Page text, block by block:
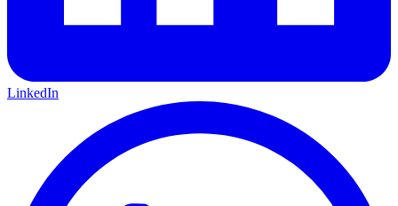
LinkedIn